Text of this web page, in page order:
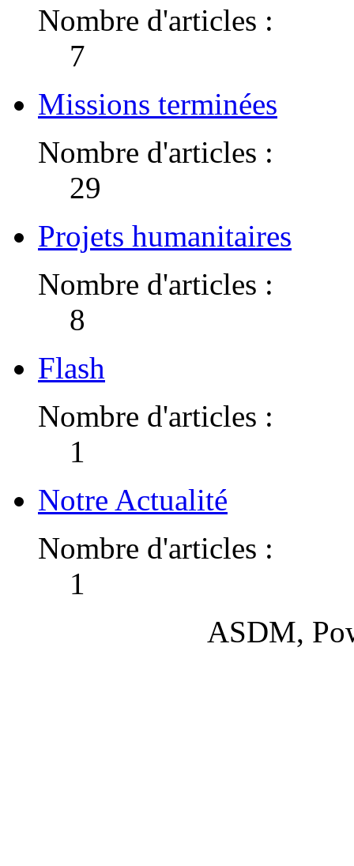
Nombre d'articles :
7
Missions terminées
Nombre d'articles :
29
Projets humanitaires
Nombre d'articles :
8
Flash
Nombre d'articles :
1
Notre Actualité
Nombre d'articles :
1
ASDM,